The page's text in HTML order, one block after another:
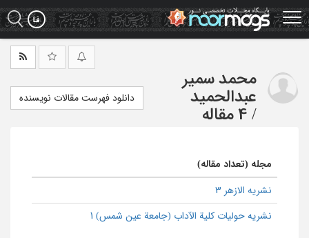
Skip
to
main
محمد سمیر
عبدالحمید
/ 4 مقاله
دانلود فهرست مقالات نویسنده
مجله (تعداد مقاله)
نشریه الازهر 3
نشریه حولیات کلیة الآداب (جامعة عین شمس) 1